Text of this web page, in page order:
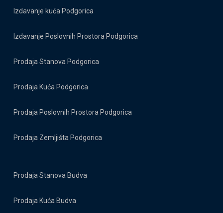
Izdavanje kuća Podgorica
Izdavanje Poslovnih Prostora Podgorica
Prodaja Stanova Podgorica
Prodaja Kuća Podgorica
Prodaja Poslovnih Prostora Podgorica
Prodaja Zemljišta Podgorica
Prodaja Stanova Budva
Prodaja Kuća Budva